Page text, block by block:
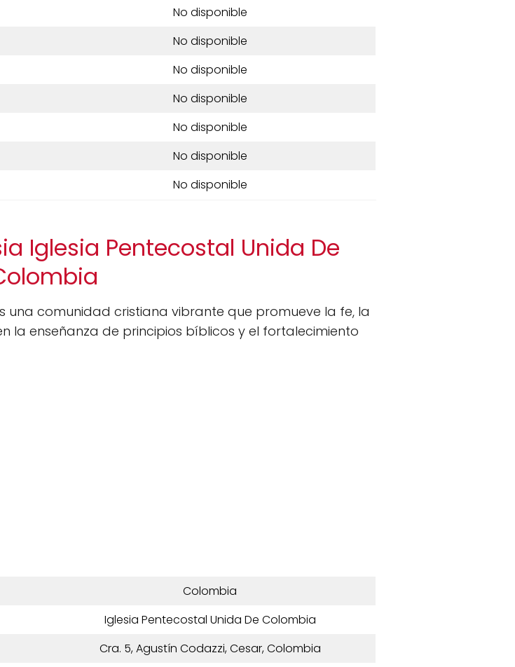
No disponible
No disponible
No disponible
No disponible
No disponible
No disponible
No disponible
Iglesia Pentecostal Unida De
una comunidad cristiana vibrante que promueve la fe, la
la enseñanza de principios bíblicos y el fortalecimiento
Colombia
Iglesia Pentecostal Unida De Colombia
Cra. 5, Agustín Codazzi, Cesar, Colombia